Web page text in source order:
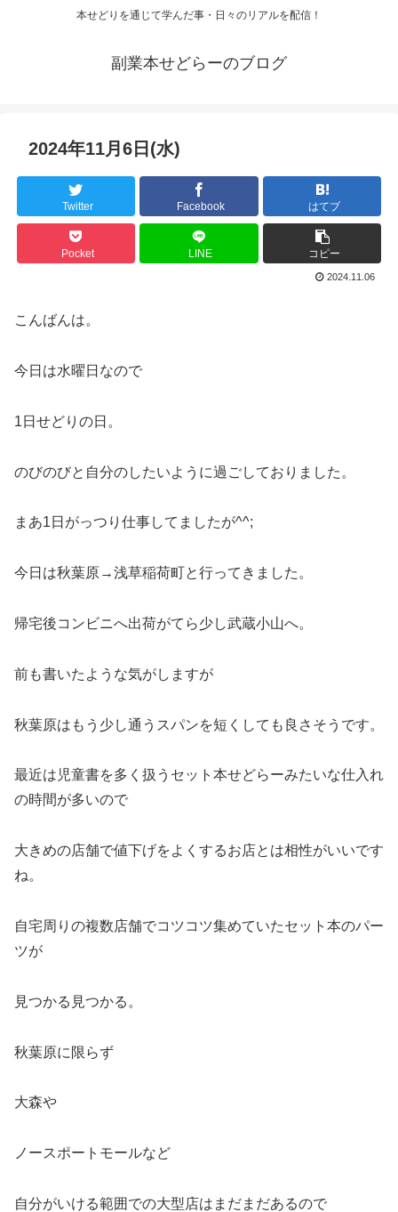
本せどりを通じて学んだ事・日々のリアルを配信！
副業本せどらーのブログ
2024年11月6日(水)
Twitter Facebook はてブ
Pocket LINE コピー
2024.11.06
こんばんは。
今日は水曜日なので
1日せどりの日。
のびのびと自分のしたいように過ごしておりました。
まあ1日がっつり仕事してましたが^^;
今日は秋葉原→浅草稲荷町と行ってきました。
帰宅後コンビニへ出荷がてら少し武蔵小山へ。
前も書いたような気がしますが
秋葉原はもう少し通うスパンを短くしても良さそうです。
最近は児童書を多く扱うセット本せどらーみたいな仕入れ
の時間が多いので
大きめの店舗で値下げをよくするお店とは相性がいいです
ね。
自宅周りの複数店舗でコツコツ集めていたセット本のパー
ツが
見つかる見つかる。
秋葉原に限らず
大森や
ノースポートモールなど
自分がいける範囲での大型店はまだまだあるので